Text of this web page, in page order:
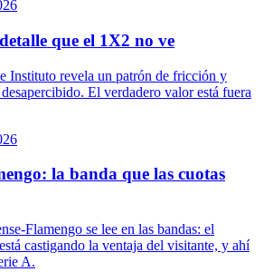
que el 1X2 no ve
Instituto revela un patrón de fricción y
El verdadero valor está fuera
la banda que las cuotas
Flamengo se lee en las bandas: el
castigando la ventaja del visitante, y ahí
A.